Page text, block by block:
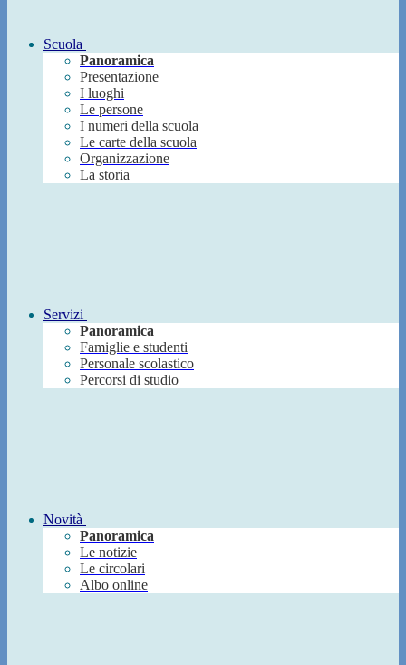
Scuola
Panoramica
Presentazione
I luoghi
Le persone
I numeri della scuola
Le carte della scuola
Organizzazione
La storia
Servizi
Panoramica
Famiglie e studenti
Personale scolastico
Percorsi di studio
Novità
Panoramica
Le notizie
Le circolari
Albo online